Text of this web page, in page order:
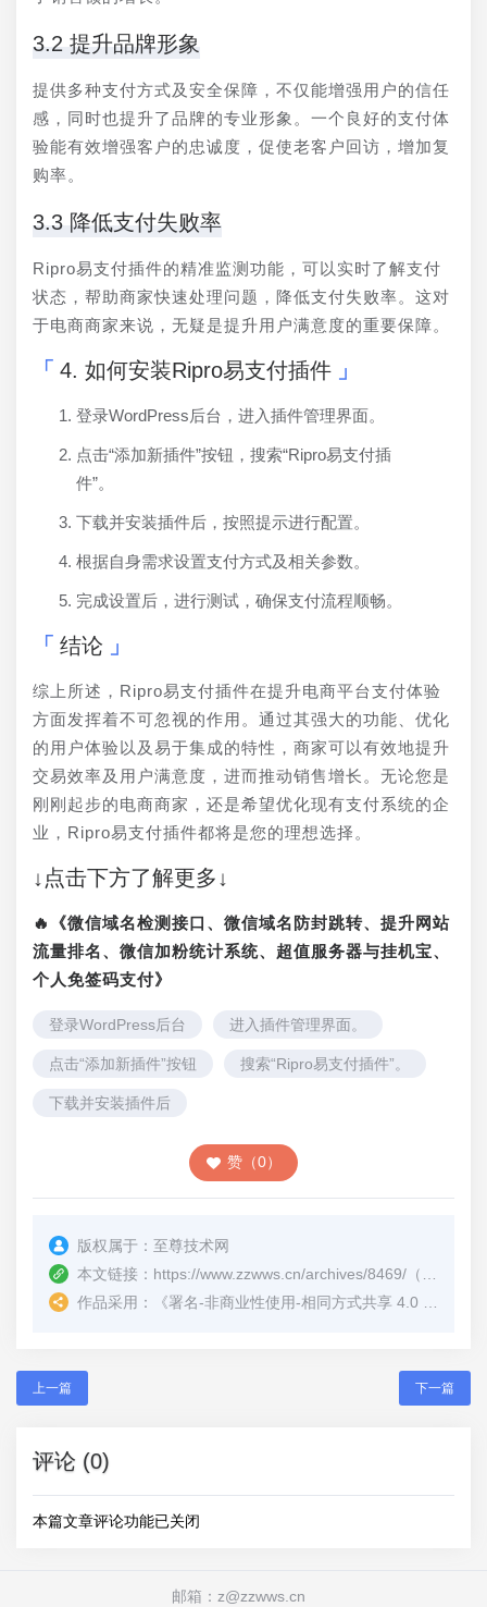
3.2 提升品牌形象
提供多种支付方式及安全保障，不仅能增强用户的信任
感，同时也提升了品牌的专业形象。一个良好的支付体
验能有效增强客户的忠诚度，促使老客户回访，增加复
购率。
3.3 降低支付失败率
Ripro易支付插件的精准监测功能，可以实时了解支付
状态，帮助商家快速处理问题，降低支付失败率。这对
于电商商家来说，无疑是提升用户满意度的重要保障。
4. 如何安装Ripro易支付插件
登录WordPress后台，进入插件管理界面。
点击“添加新插件”按钮，搜索“Ripro易支付插
件”。
下载并安装插件后，按照提示进行配置。
根据自身需求设置支付方式及相关参数。
完成设置后，进行测试，确保支付流程顺畅。
结论
综上所述，Ripro易支付插件在提升电商平台支付体验
方面发挥着不可忽视的作用。通过其强大的功能、优化
的用户体验以及易于集成的特性，商家可以有效地提升
交易效率及用户满意度，进而推动销售增长。无论您是
刚刚起步的电商商家，还是希望优化现有支付系统的企
业，Ripro易支付插件都将是您的理想选择。
↓点击下方了解更多↓
🔥《微信域名检测接口、微信域名防封跳转、提升网站
流量排名、微信加粉统计系统、超值服务器与挂机宝、
个人免签码支付》
登录WordPress后台 进入插件管理界面。
点击“添加新插件”按钮 搜索“Ripro易支付插件”。
下载并安装插件后
赞（0）
版权属于： 至尊技术网
本文链接： https://www.zzwws.cn/archives/8469/ （转载时请注明本文出处及文章链接）
作品采用：
《署名-非商业性使用-相同方式共享 4.0 国际 (CC BY-NC-SA 4.0)
上一篇 下一篇
评论 (0)
本篇文章评论功能已关闭
邮箱：z@zzwws.cn